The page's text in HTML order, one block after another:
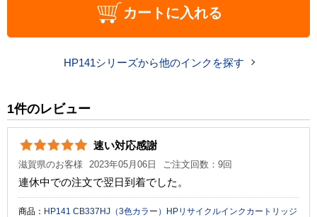
HP141XL CB338HJ 3色カラー（増量）
2,570 円
カラー 3色カラー
顔料・染料
ICチップ
製品タイプ リサイクルインク
カートに入れる
HP141シリーズから他のインクを探す
1件のレビュー
速い対応感謝
滋賀県のお客様 2023年05月06日 ご注文回数：9回
連休中での注文で翌日到着でした。
商品： HP141 CB337HJ（3色カラー）HPリサイクルインクカートリッジ